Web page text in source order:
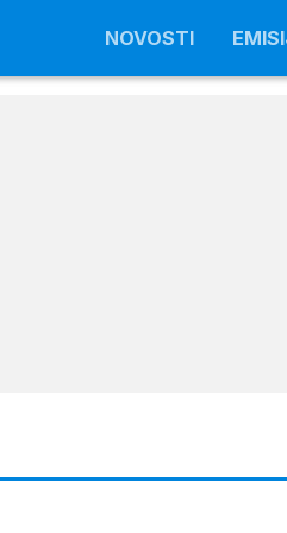
NOVOSTI
NOVOSTI